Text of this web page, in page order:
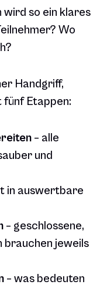
wird so ein klares
Wo
Handgriff,
fünf Etappen:
– alle
und
in auswertbare
– geschlossene,
brauchen jeweils
– was bedeuten